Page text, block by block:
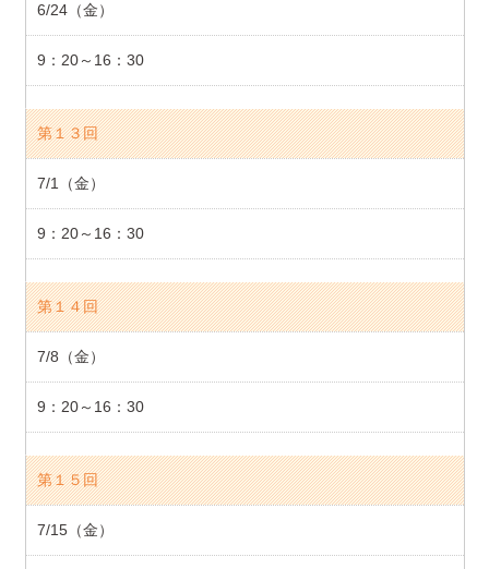
6/24（金）
9：20～16：30
第１３回
7/1（金）
9：20～16：30
第１４回
7/8（金）
9：20～16：30
第１５回
7/15（金）